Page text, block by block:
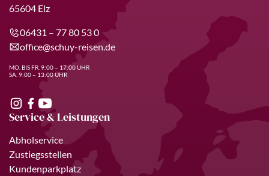
65604 Elz
06431 – 77 80 53 0
office@schuy-reisen.de
MO. BIS FR. 9:00 – 17:00 UHR
SA. 9:00 – 13:00 UHR
Service & Leistungen
Abholservice
Zustiegsstellen
Kundenparkplatz